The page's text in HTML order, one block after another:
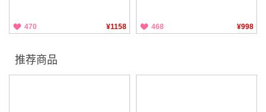
470 ¥1158 468 ¥998
推荐商品